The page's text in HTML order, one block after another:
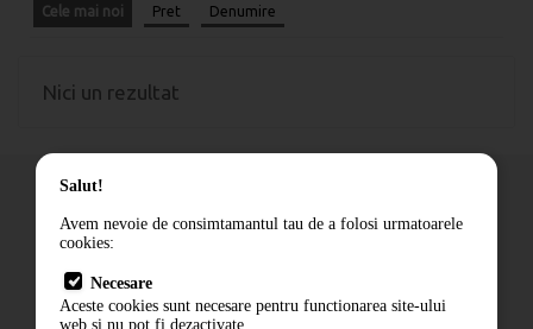
Cele mai noi Pret Denumire
Nici un rezultat
Cum comand
Livrare
Contact
Salut!
Avem nevoie de consimtamantul tau de a folosi urmatoarele
cookies:
Necesare
Aceste cookies sunt necesare pentru functionarea site-ului
web si nu pot fi dezactivate